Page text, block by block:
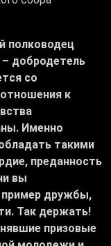
полководец
добродетель
со
к
Именно
такими
преданность
вы
пример дружбы,
Так держать!
призовые